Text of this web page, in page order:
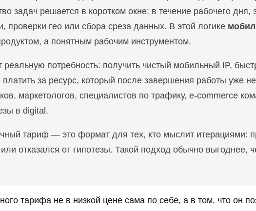
задач решается в коротком окне: в течение рабочего дня,
проверки гео или сбора среза данных. В этой логике
а понятным рабочим инструментом.
потребность: получить чистый мобильный IP,
за ресурс, который после завершения работы уже
маркетологов, специалистов по трафику, e-commerce
в digital.
тариф — это формат для тех, кто мыслит итерациями:
отказался от гипотезы. Такой подход обычно выгоднее,
тарифа не в низкой цене сама по себе, а в том, что он